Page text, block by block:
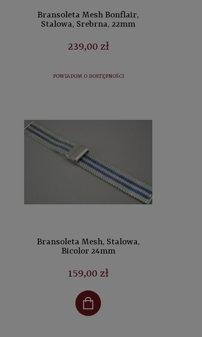
Bransoleta Mesh Bonflair,
Stalowa, Srebrna, 22mm
239,00 zł
POWIADOM O DOSTĘPNOŚCI
Bransoleta Mesh, Stalowa,
Bicolor 24mm
159,00 zł